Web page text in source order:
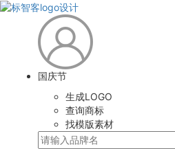
国庆节
生成LOGO
查询商标
找模版素材